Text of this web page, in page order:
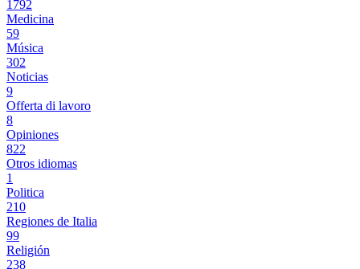
1792
Medicina
59
Música
302
Noticias
9
Offerta di lavoro
8
Opiniones
822
Otros idiomas
1
Politica
210
Regiones de Italia
99
Religión
238